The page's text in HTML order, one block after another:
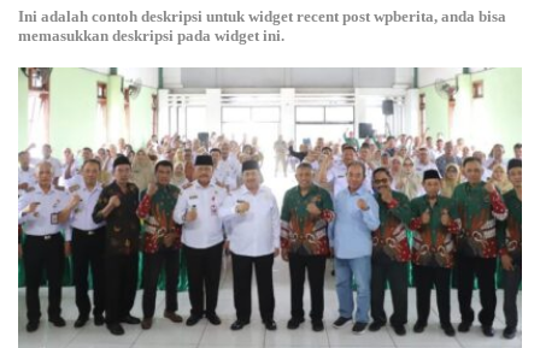
Ini adalah contoh deskripsi untuk widget recent post wpberita, anda bisa
memasukkan deskripsi pada widget ini.